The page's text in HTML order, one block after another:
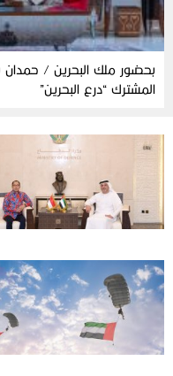
بحضور ملك البحرين /
المشترك “درع البحرين”